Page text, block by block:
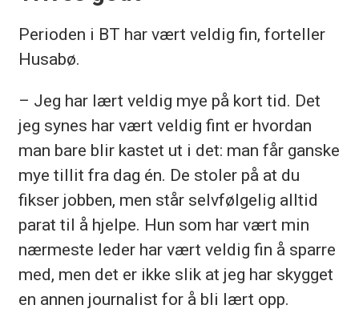
Perioden i BT har vært veldig fin, forteller
Husabø.
– Jeg har lært veldig mye på kort tid. Det
jeg synes har vært veldig fint er hvordan
man bare blir kastet ut i det: man får ganske
mye tillit fra dag én. De stoler på at du
fikser jobben, men står selvfølgelig alltid
parat til å hjelpe. Hun som har vært min
nærmeste leder har vært veldig fin å sparre
med, men det er ikke slik at jeg har skygget
en annen journalist for å bli lært opp.